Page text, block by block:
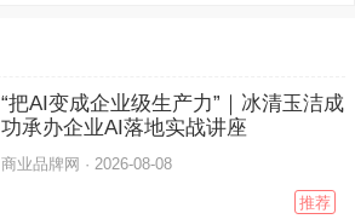
“把AI变成企业级生产力”｜冰清玉洁成
功承办企业AI落地实战讲座
商业品牌网 ·2026-08-08
推荐